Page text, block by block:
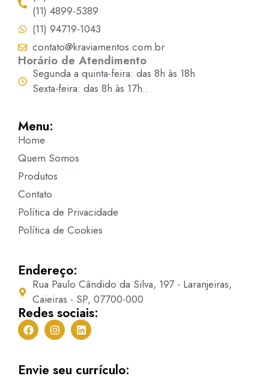
(11) 4899-5389
(11) 94719-1043
contato@kraviamentos.com.br
Horário de Atendimento
Segunda a quinta-feira: das 8h às 18h
Sexta-feira: das 8h às 17h..
Menu:
Home
Quem Somos
Produtos
Contato
Política de Privacidade
Política de Cookies
Endereço:
Rua Paulo Cândido da Silva, 197 - Laranjeiras,
Caieiras - SP, 07700-000
Redes sociais:
Envie seu currículo: